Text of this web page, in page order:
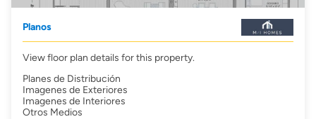
Planos
View floor plan details for this property.
Planes de Distribución
Imagenes de Exteriores
Imagenes de Interiores
Otros Medios